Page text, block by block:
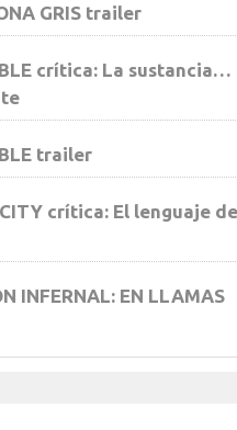
GRIS trailer
crítica: La sustancia…
trailer
crítica: El lenguaje
INFERNAL: EN LLAMAS